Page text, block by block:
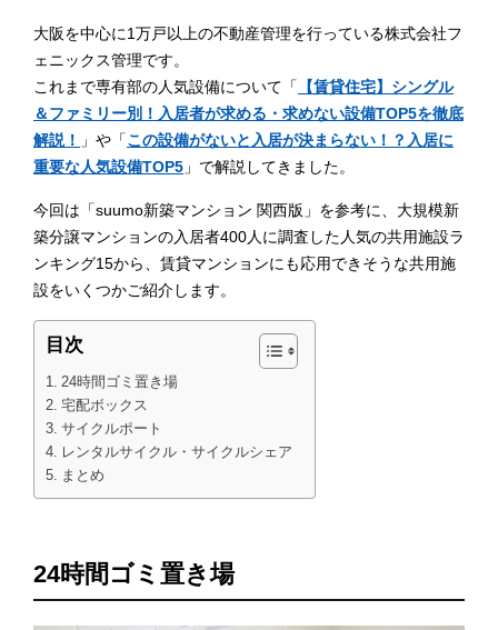
大阪を中心に1万戸以上の不動産管理を行っている株式会社フ
ェニックス管理です。
これまで専有部の人気設備について「
【賃貸住宅】シングル
＆ファミリー別！入居者が求める・求めない設備TOP5を徹底
解説！
」や「この設備がないと入居が決まらない！？入居に
重要な人気設備TOP5 」で解説してきました。
今回は「suumo新築マンション 関西版」を参考に、大規模新
築分譲マンションの入居者400人に調査した人気の共用施設ラ
ンキング15から、賃貸マンションにも応用できそうな共用施
設をいくつかご紹介します。
目次
24時間ゴミ置き場
宅配ボックス
サイクルポート
レンタルサイクル・サイクルシェア
まとめ
24時間ゴミ置き場